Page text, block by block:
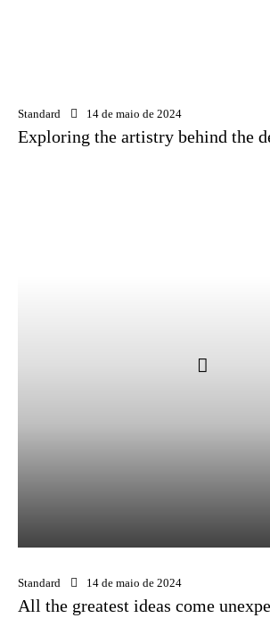
Standard 14 de maio de 2024
Exploring the artistry behind the
Standard 14 de maio de 2024
All the greatest ideas come